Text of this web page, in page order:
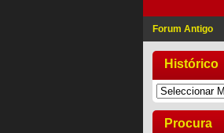
Forum Antigo
Histórico
Procura